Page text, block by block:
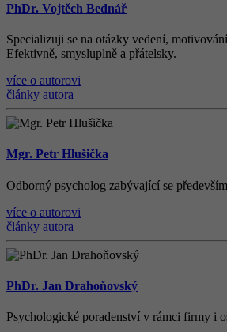
PhDr. Vojtěch Bednář
Specializuji se na otázky vedení,
Efektivně, smysluplně a přátelsky.
více o autorovi
články autora
Mgr. Petr Hlušička
Odborný psycholog zabývající se
více o autorovi
články autora
PhDr. Jan Drahoňovský
Psychologické poradenství v rámci firmy i